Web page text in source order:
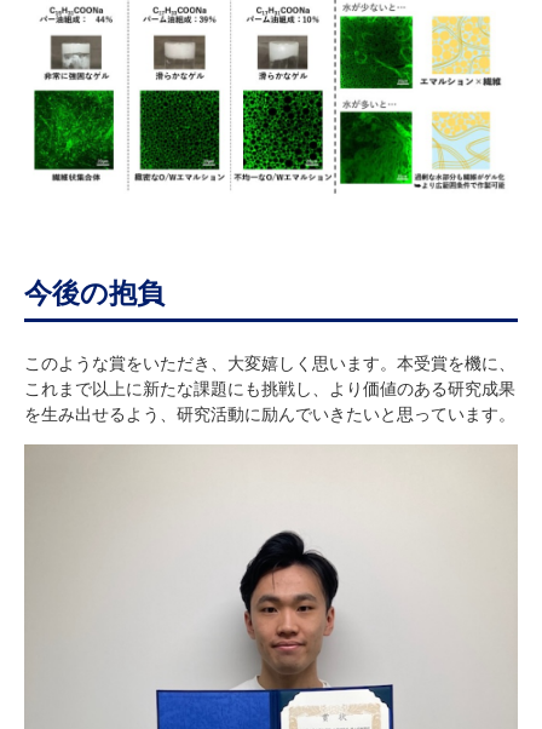
今後の抱負
このような賞をいただき、大変嬉しく思います。本受賞を機に、
これまで以上に新たな課題にも挑戦し、より価値のある研究成果
を生み出せるよう、研究活動に励んでいきたいと思っています。